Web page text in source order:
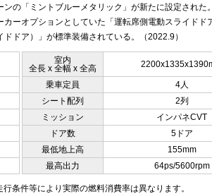
ンの「ミントブルーメタリック」が新たに設定された
カーオプションとしていた「運転席側電動スライドド
ドドア）」が標準装備されている。（2022.9）
室内
全長 x 全幅 x 全高
乗車定員
4人
シート配列
2列
ミッション
インパネCVT
ドア数
5ドア
最低地上高
155mm
最高出力 64ps/5600rpm
条件等により実際の燃料消費率は異なります。